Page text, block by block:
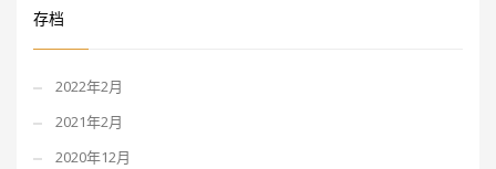
存档
2022年2月
2021年2月
2020年12月